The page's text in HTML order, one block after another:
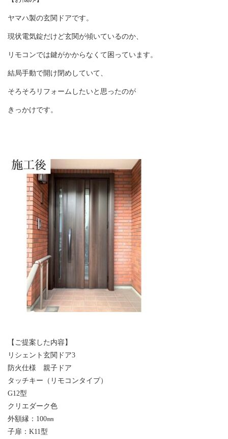
ヤマハ製の玄関ドアです。
現状電気錠だけど玄関が傾いているのか、
リモコンでは鍵がかからなくて困っています。
結局手動で開け閉めしていて、
そろそろリフォームしたいと思ったのが
きっかけです。
【ご提案した内容】
リシェント玄関ドア3
防火仕様 親子ドア
タッチキー（リモコンタイプ）
G12型
クリエダーク色
外額縁：100㎜
子扉：K11型